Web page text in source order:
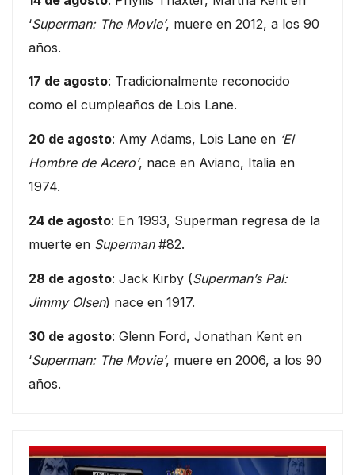
‘Superman: The Movie’, muere en 2012, a los 90
años.
17 de agosto: Tradicionalmente reconocido
como el cumpleaños de Lois Lane.
20 de agosto: Amy Adams, Lois Lane en ‘El
Hombre de Acero’, nace en Aviano, Italia en
1974.
24 de agosto: En 1993, Superman regresa de la
muerte en Superman#82.
28 de agosto: Jack Kirby (Superman’s Pal:
Jimmy Olsen) nace en 1917.
30 de agosto: Glenn Ford, Jonathan Kent en
‘Superman: The Movie’, muere en 2006, a los 90
años.